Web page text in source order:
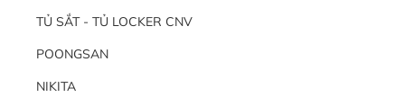
TỦ SẮT - TỦ LOCKER CNV
POONGSAN
NIKITA